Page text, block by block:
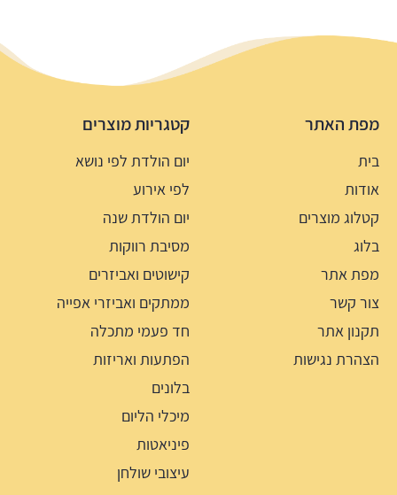
מפת האתר
בית
אודות
קטלוג מוצרים
בלוג
מפת אתר
צור קשר
תקנון אתר
הצהרת נגישות
קטגריות מוצרים
יום הולדת לפי נושא
לפי אירוע
יום הולדת שנה
מסיבת רווקות
קישוטים ואביזרים
ממתקים ואביזרי אפייה
חד פעמי מתכלה
הפתעות ואריזות
בלונים
מיכלי הליום
פיניאטות
עיצובי שולחן